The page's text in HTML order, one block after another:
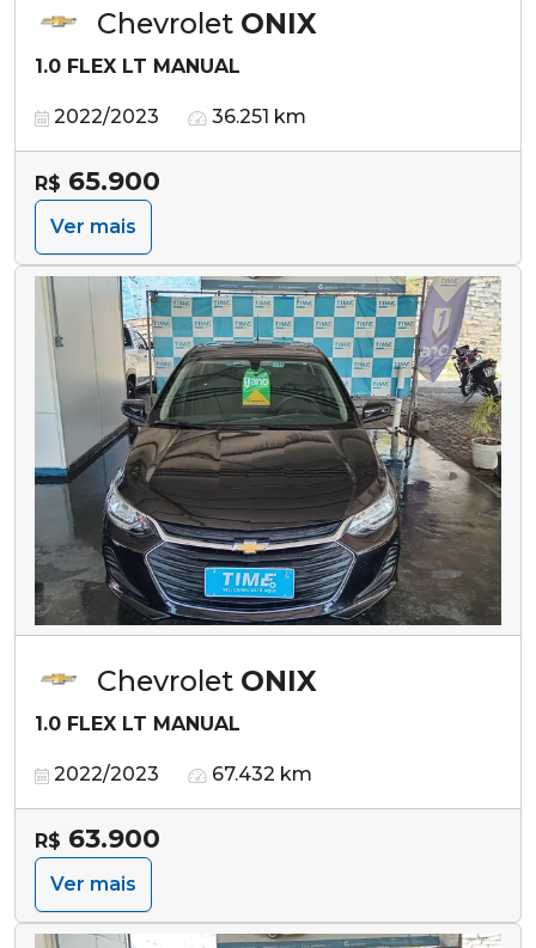
Chevrolet ONIX
1.0 FLEX LT MANUAL
2022/2023 36.251 km
R$ 65.900
Ver mais
Chevrolet ONIX
1.0 FLEX LT MANUAL
2022/2023 67.432 km
R$ 63.900
Ver mais